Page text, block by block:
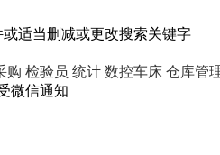
适当删减或更改搜索关键字
购 检验员 统计 数控车床 仓库管
微信通知